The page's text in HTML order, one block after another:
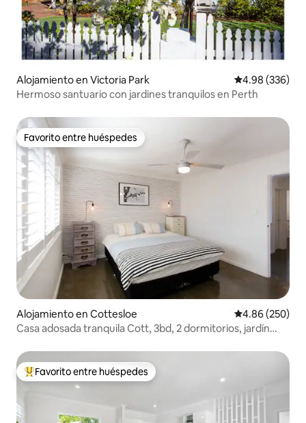
Alojamiento en Victoria Park Calificación
4.98 (336)
Hermoso santuario con jardines tranquilos en Perth
Favorito entre huéspedes
Favorito entre huéspedes
Alojamiento en Cottesloe Calificación
4.86 (250)
Casa adosada tranquila Cott, 3bd, 2 dormitorios, jardín
Favorito entre huéspedes preferido
Favorito entre huéspedes